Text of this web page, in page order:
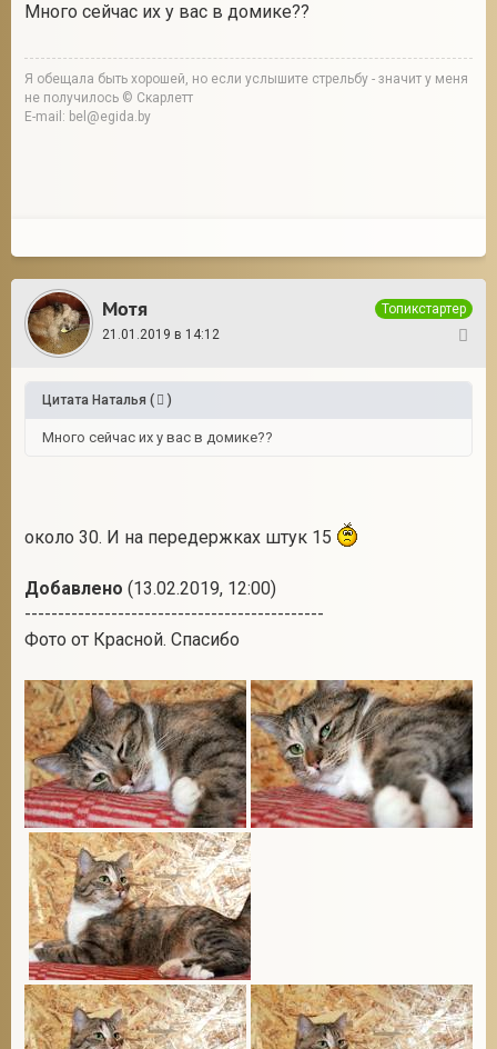
Много сейчас их у вас в домике??
Я обещала быть хорошей, но если услышите стрельбу - значит у меня
не получилось © Скарлетт
E-mail: bel@egida.by
Мотя
Топикстартер
21.01.2019 в 14:12
Цитата Наталья ( )
Много сейчас их у вас в домике??
около 30. И на передержках штук 15
Добавлено (13.02.2019, 12:00)
---------------------------------------------
Фото от Красной. Спасибо